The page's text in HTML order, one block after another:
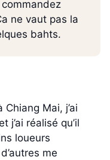
commandez
ne vaut pas la
bahts.
Mai, j’ai
j’ai réalisé qu’il
loueurs
me